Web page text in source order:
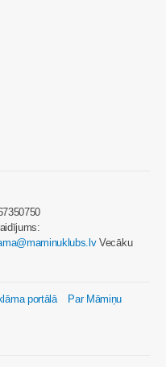
Vecāku
portālā
Par Māmiņu